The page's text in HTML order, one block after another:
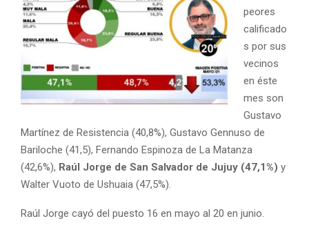
peores
calificado
s por sus
vecinos
en éste
mes son
Gustavo
Martínez de Resistencia (40,8%), Gustavo Gennuso de
Bariloche (41,5), Fernando Espinoza de La Matanza
(42,6%), Raúl Jorge de San Salvador de Jujuy (47,1%) y
Walter Vuoto de Ushuaia (47,5%).
Raúl Jorge cayó del puesto 16 en mayo al 20 en junio.